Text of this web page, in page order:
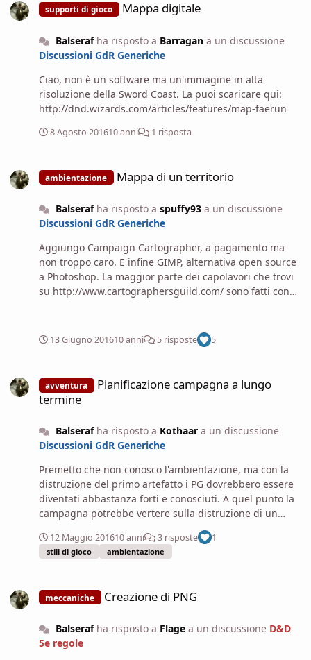
supporti di gioco Mappa digitale
Balserafha risposto a Barragana un discussione
Discussioni GdR Generiche
Ciao, non è un software ma un'immagine in alta
risoluzione della Sword Coast. La puoi scaricare qui:
http://dnd.wizards.com/articles/features/map-faerün
8 Agosto 201610 anni 1 risposta
ambientazione Mappa di un territorio
Balserafha risposto a spuffy93a un discussione
Discussioni GdR Generiche
Aggiungo Campaign Cartographer, a pagamento ma
non troppo caro. E infine GIMP, alternativa open source
a Photoshop. La maggior parte dei capolavori che trovi
su http://www.cartographersguild.com/ sono fatti con
competenze nell'utilizzo di un software molto potente,
che puoi spendere in mille altri ambiti. Nel mio piccolo
13 Giugno 201610 anni 5 risposte 5
avventura
Pianificazione campagna a lungo
termine
Balserafha risposto a Kothaara un discussione
Discussioni GdR Generiche
Premetto che non conosco l'ambientazione, ma con la
distruzione del primo artefatto i PG dovrebbero essere
diventati abbastanza forti e conosciuti. A quel punto la
campagna potrebbe vertere sulla distruzione di un
ulteriore artefatto (quello più protetto, con la sfida più
epica e diversa dalla prima) mentre
contemporaneamente con una serie di avventure sociali
potrebbero giocare delle brevi one-shot utilizzando i
ciascun fronte (per spezzare la campagna lunga e
giocare brevemente un altro personaggio).
12 Maggio 201610 anni 3 risposte 1
stili di gioco ambientazione
meccaniche Creazione di PNG
Balserafha risposto a Flagea un discussione D&D
5e regole